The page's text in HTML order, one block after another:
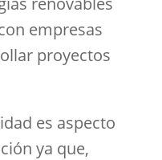
empresas
proyectos
es aspecto
ya que,